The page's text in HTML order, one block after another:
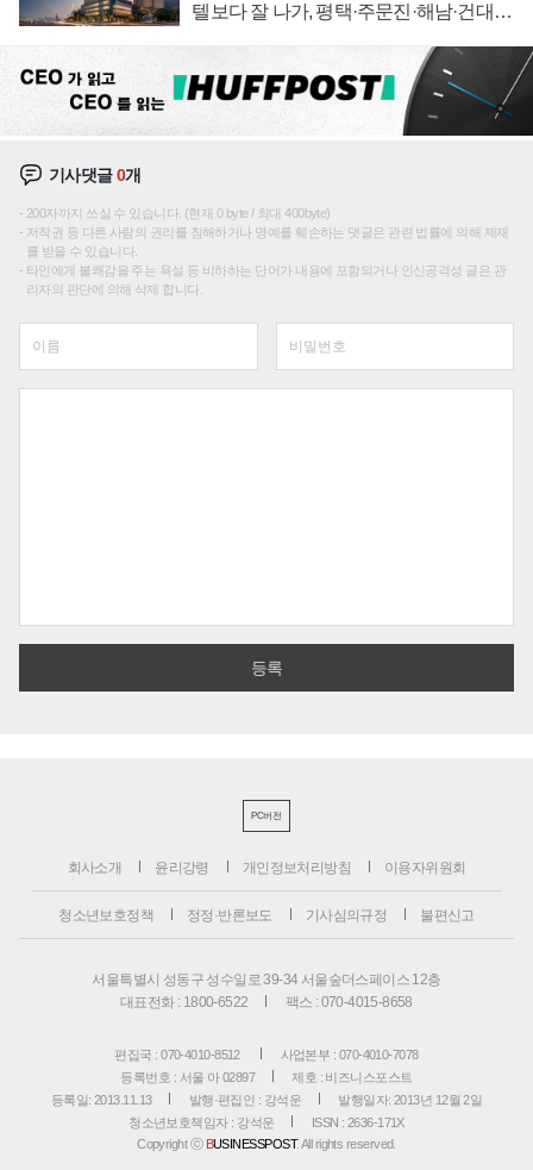
텔보다 잘 나가, 평택·주문진·해남·건대로
기사댓글0개
200자까지 쓰실 수 있습니다. (현재 0 byte / 최대 400byte)
저작권 등 다른 사람의 권리를 침해하거나 명예를 훼손하는 댓글은 관련 법률에 의해 제재
를 받을 수 있습니다.
타인에게 불쾌감을 주는 욕설 등 비하하는 단어가 내용에 포함되거나 인신공격성 글은 관
리자의 판단에 의해 삭제 합니다.
PC버전
회사소개 윤리강령 개인정보처리방침 이용자위원회
청소년보호정책 정정·반론보도 기사심의규정 불편신고
서울특별시 성동구 성수일로 39-34 서울숲더스페이스 12층
대표전화 : 1800-6522
팩스 : 070-4015-8658
편집국 : 070-4010-8512
사업본부 : 070-4010-7078
등록번호 : 서울 아 02897
제호 : 비즈니스포스트
등록일: 2013.11.13
발행·편집인 : 강석운
발행일자: 2013년 12월 2일
청소년보호책임자 : 강석운
ISSN : 2636-171X
Copyright ⓒ BUSINESSPOST. All rights reserved.